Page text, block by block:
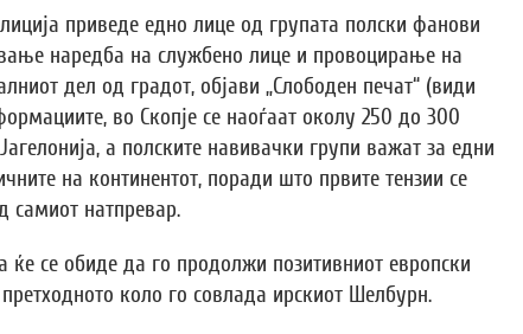
приведе едно лице од групата полски фанови
наредба на службено лице и провоцирање на
дел од градот, објави „Слободен печат“ (види
во Скопје се наоѓаат околу 250 до 300
а полските навивачки групи важат за едни
на континентот, поради што првите тензии се
самиот натпревар.
ќе се обиде да го продолжи позитивниот европски
коло го совлада ирскиот Шелбурн.